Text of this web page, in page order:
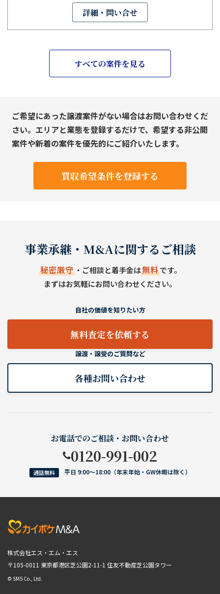
詳細・問い合せ
すべての案件を見る
ご希望にあった譲渡案件がない場合はお問い合わせくだ
さい。エリアと業態を登録するだけで、希望する非公開
案件や新着の案件を優先的にご紹介いたします。
買収希望条件を登録する
事業承継・M&Aに関するご相談
秘密厳守・ご相談と着手金は無料です。
まずはお気軽にお問い合わせください。
自社の価値を知りたい方
無料査定を依頼する
譲渡・譲受のご質問など
各種お問い合わせ
お電話でのご相談・お問い合わせ
0120-991-002
通話無料 平日 9:00〜18:00（年末年始・GW休暇は除く）
株式会社エス・エム・エス
〒105-0011 東京都港区芝公園2-11-1 住友不動産芝公園タワー
© SMS Co., Ltd.